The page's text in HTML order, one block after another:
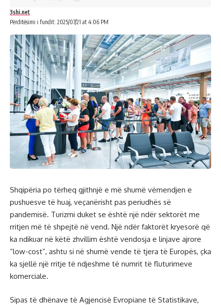
Përditësimi i fundit: 2025/07/21 at 4:06 PM
3shi.net
Shqipëria po tërheq gjithnjë e më shumë vëmendjen e
pushuesve të huaj, veçanërisht pas periudhës së
pandemisë. Turizmi duket se është një ndër sektorët me
rritjen më të shpejtë në vend. Një ndër faktorët kryesorë që
ka ndikuar në këtë zhvillim është vendosja e linjave ajrore
“low-cost”, ashtu si në shumë vende të tjera të Europës, çka
ka sjellë një rritje të ndjeshme të numrit të fluturimeve
komerciale.
Sipas të dhënave të Agjencisë Evropiane të Statistikave,